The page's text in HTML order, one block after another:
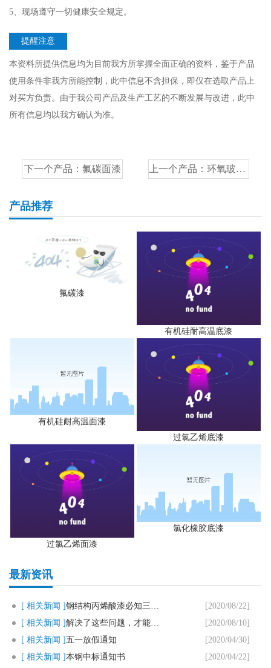
5、现场遵守一切健康安全规定。
提醒注意
本资料所提供信息均为目前我方所掌握全面正确的资料，鉴于产品
使用条件非我方所能控制，此中信息不含担保，即仅在选取产品上
对买方负责。由于我公司产品及生产工艺的不断发展与改进，此中
所有信息均以我方确认为准。
下一个产品： 氟碳面漆 上一个产品： 环氧玻璃鳞片胶泥
产品推荐
氟碳漆
有机硅耐高温底漆
有机硅耐高温面漆
过氯乙烯底漆
过氯乙烯面漆
氯化橡胶底漆
最新资讯
[ 相关新闻 ]
[2020/08/22]
[ 相关新闻 ]
[2020/08/10]
[ 相关新闻 ] 五一放假通知
[2020/04/30]
[ 相关新闻 ]本钢中标通知书 [2020/04/22]